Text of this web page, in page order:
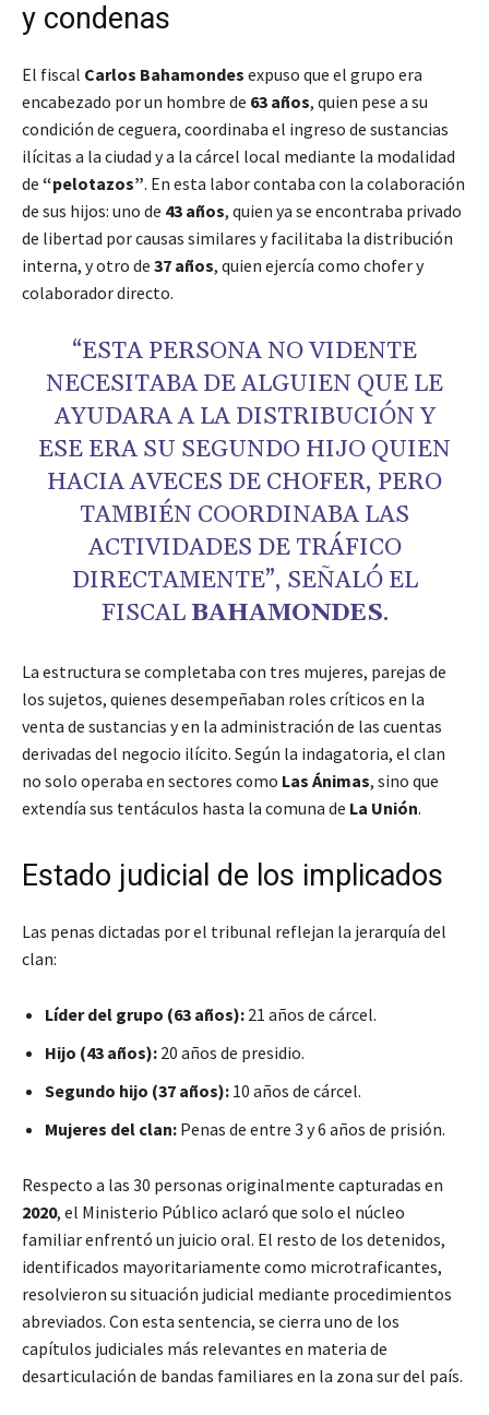
y condenas
El fiscal Carlos Bahamondes expuso que el grupo era
encabezado por un hombre de 63 años, quien pese a su
condición de ceguera, coordinaba el ingreso de sustancias
ilícitas a la ciudad y a la cárcel local mediante la modalidad
de “pelotazos”. En esta labor contaba con la colaboración
de sus hijos: uno de 43 años, quien ya se encontraba privado
de libertad por causas similares y facilitaba la distribución
interna, y otro de 37 años, quien ejercía como chofer y
colaborador directo.
“ESTA PERSONA NO VIDENTE
NECESITABA DE ALGUIEN QUE LE
AYUDARA A LA DISTRIBUCIÓN Y
ESE ERA SU SEGUNDO HIJO QUIEN
HACIA AVECES DE CHOFER, PERO
TAMBIÉN COORDINABA LAS
ACTIVIDADES DE TRÁFICO
DIRECTAMENTE”, SEÑALÓ EL
FISCALBAHAMONDES.
La estructura se completaba con tres mujeres, parejas de
los sujetos, quienes desempeñaban roles críticos en la
venta de sustancias y en la administración de las cuentas
derivadas del negocio ilícito. Según la indagatoria, el clan
no solo operaba en sectores como Las Ánimas, sino que
extendía sus tentáculos hasta la comuna de La Unión.
Estado judicial de los implicados
Las penas dictadas por el tribunal reflejan la jerarquía del
clan:
Líder del grupo (63 años): 21 años de cárcel.
Hijo (43 años): 20 años de presidio.
Segundo hijo (37 años): 10 años de cárcel.
Mujeres del clan: Penas de entre 3 y 6 años de prisión.
Respecto a las 30 personas originalmente capturadas en
2020, el Ministerio Público aclaró que solo el núcleo
familiar enfrentó un juicio oral. El resto de los detenidos,
identificados mayoritariamente como microtraficantes,
resolvieron su situación judicial mediante procedimientos
abreviados. Con esta sentencia, se cierra uno de los
capítulos judiciales más relevantes en materia de
desarticulación de bandas familiares en la zona sur del país.